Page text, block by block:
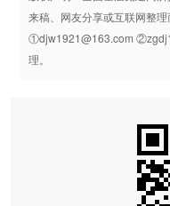
来稿、网友分享或互联网整
①djw1921@163.com
理。